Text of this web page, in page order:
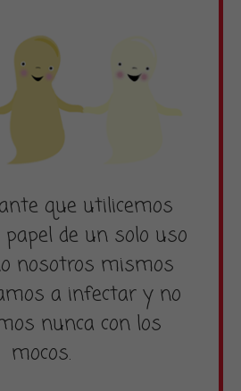
que utilicemos
de un solo uso
nosotros mismos
a infectar y no
nunca con los
mocos.